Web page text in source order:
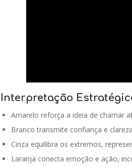
Interpretação
Amarelo reforça a ideia de chamar
Branco transmite confiança e
Cinza equilibra os extremos,
Laranja conecta emoção e ação,